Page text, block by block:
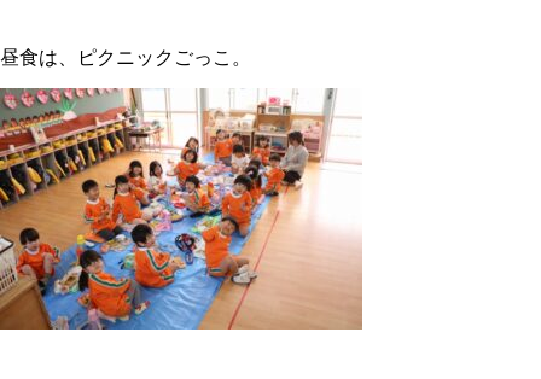
昼食は、ピクニックごっこ。